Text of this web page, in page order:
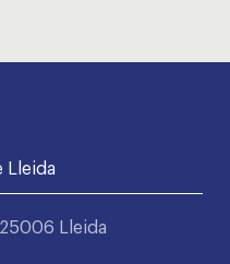
Lleida
Lleida